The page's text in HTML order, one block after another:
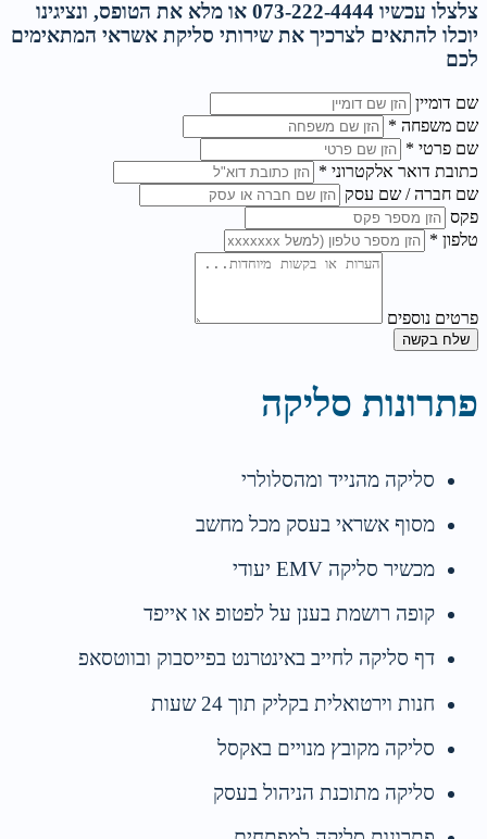
צלצלו עכשיו 073-222-4444 או מלא את הטופס, ונציגינו
יוכלו להתאים לצרכיך את שירותי סליקת אשראי המתאימים
לכם
שם דומיין
שם משפחה *
שם פרטי *
כתובת דואר אלקטרוני *
שם חברה / שם עסק
פקס
טלפון *
פרטים נוספים
שלח בקשה
פתרונות סליקה
סליקה מהנייד ומהסלולרי
מסוף אשראי בעסק מכל מחשב
מכשיר סליקה EMV יעודי
קופה רושמת בענן על לפטופ או אייפד
דף סליקה לחייב באינטרנט בפייסבוק ובווטסאפ
חנות וירטואלית בקליק תוך 24 שעות
סליקה מקובץ מנויים באקסל
סליקה מתוכנת הניהול בעסק